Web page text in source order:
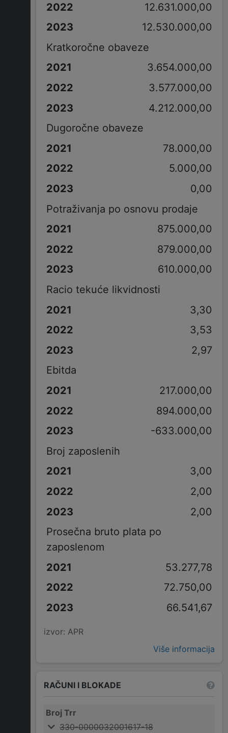
12.631.000,00
12.530.000,00
Kratkoročne obaveze
3.654.000,00
3.577.000,00
4.212.000,00
Dugoročne obaveze
78.000,00
5.000,00
0,00
Potraživanja po osnovu prodaje
875.000,00
879.000,00
610.000,00
Racio tekuće likvidnosti
3,30
3,53
2,97
Ebitda
217.000,00
894.000,00
-633.000,00
Broj zaposlenih
3,00
2,00
2,00
Prosečna bruto plata po
zaposlenom
53.277,78
72.750,00
66.541,67
izvor: APR
Više informacija
RAČUNI I BLOKADE
Broj Trr
330-0000032001617-18